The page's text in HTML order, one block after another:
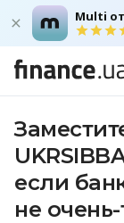
Multi
если
не